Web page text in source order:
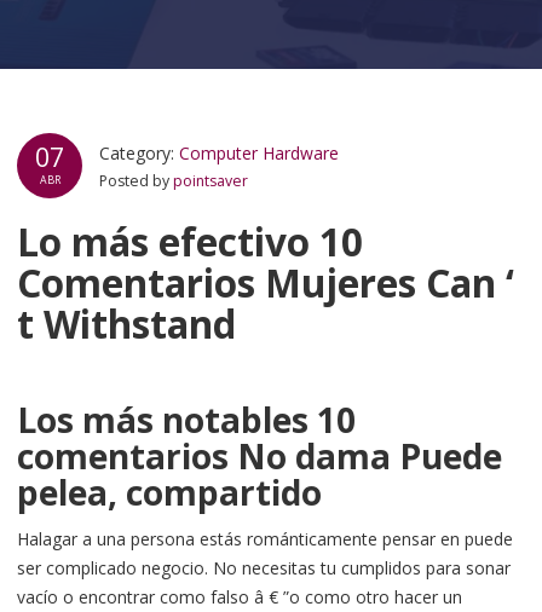
07
ABR
Category:Computer Hardware
Posted bypointsaver
Lo más efectivo 10
Comentarios Mujeres Can ‘
t Withstand
Los más notables 10
comentarios No dama Puede
pelea, compartido
Halagar a una persona estás románticamente pensar en puede
ser complicado negocio. No necesitas tu cumplidos para sonar
vacío o encontrar como falso â € ”o como otro hacer un